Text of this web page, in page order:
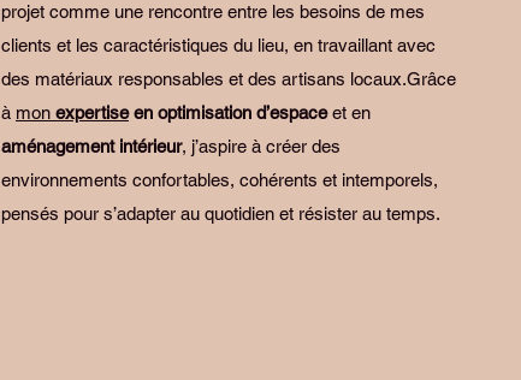
projet comme une rencontre entre les besoins de mes
clients et les caractéristiques du lieu, en travaillant avec
des matériaux responsables et des artisans locaux.Grâce
à mon expertiseen optimisation d’espaceet en
aménagement intérieur, j’aspire à créer des
environnements confortables, cohérents et intemporels,
pensés pour s’adapter au quotidien et résister au temps.